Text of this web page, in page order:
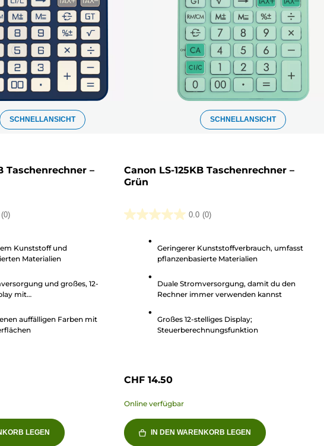
SCHNELLANSICHT
Taschenrechner –
(0)
Kunststoff und
Materialien
und großes, 12-
mit
auffälligen Farben mit
LEGEN
SCHNELLANSICHT
Canon LS-125KB Taschenrechner –
Grün
0.0 (0)
0.0
Sternen.
Geringerer Kunststoffverbrauch, umfasst
pflanzenbasierte Materialien
Duale Stromversorgung, damit du den
Rechner immer verwenden kannst
Großes 12-stelliges Display;
Steuerberechnungsfunktion
CHF 14.50
Online verfügbar
IN DEN WARENKORB LEGEN